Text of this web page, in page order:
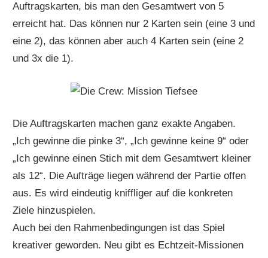
Auftragskarten, bis man den Gesamtwert von 5
erreicht hat. Das können nur 2 Karten sein (eine 3 und
eine 2), das können aber auch 4 Karten sein (eine 2
und 3x die 1).
Die Auftragskarten machen ganz exakte Angaben.
„Ich gewinne die pinke 3“, „Ich gewinne keine 9“ oder
„Ich gewinne einen Stich mit dem Gesamtwert kleiner
als 12“. Die Aufträge liegen während der Partie offen
aus. Es wird eindeutig kniffliger auf die konkreten
Ziele hinzuspielen.
Auch bei den Rahmenbedingungen ist das Spiel
kreativer geworden. Neu gibt es Echtzeit-Missionen